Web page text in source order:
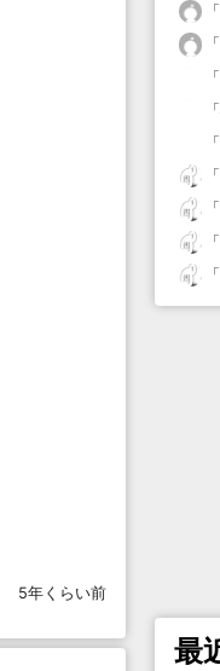
5年くらい前
「
「
「
「
「
「
「
「
「
最